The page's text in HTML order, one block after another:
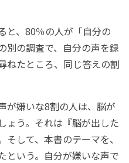
と、80％の人が「自分の
別の調査で、自分の声を録
ねたところ、同じ答えの割
が嫌いな8割の人は、脳が
ょう。それは『脳が出した
して、本書のテーマを、
という。自分が嫌いな声で